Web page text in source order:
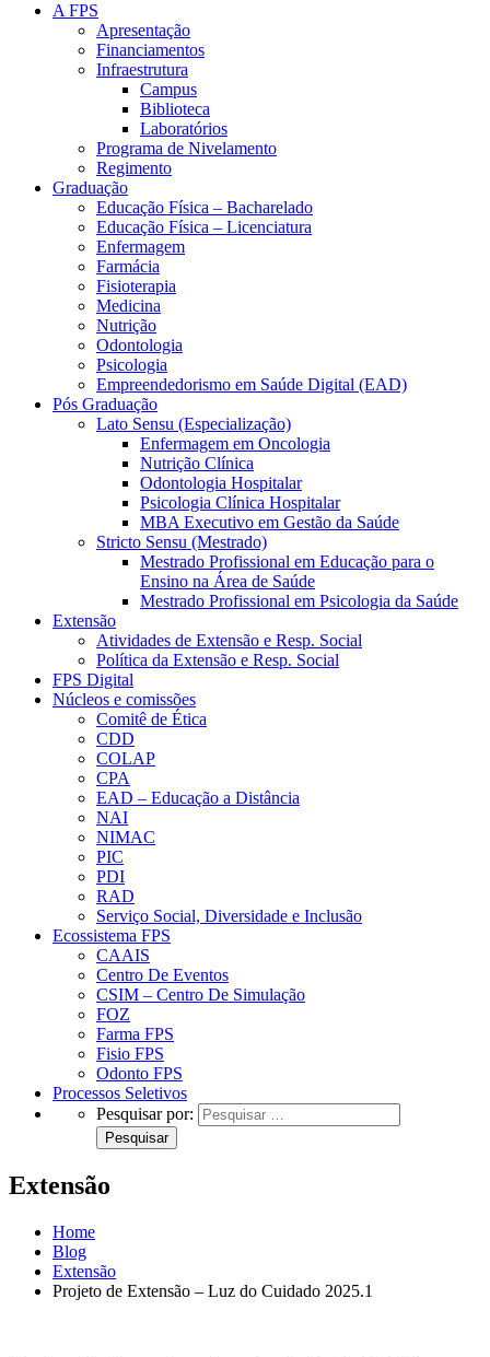
A FPS
Apresentação
Financiamentos
Infraestrutura
Campus
Biblioteca
Laboratórios
Programa de Nivelamento
Regimento
Graduação
Educação Física – Bacharelado
Educação Física – Licenciatura
Enfermagem
Farmácia
Fisioterapia
Medicina
Nutrição
Odontologia
Psicologia
Empreendedorismo em Saúde Digital (EAD)
Pós Graduação
Lato Sensu (Especialização)
Enfermagem em Oncologia
Nutrição Clínica
Odontologia Hospitalar
Psicologia Clínica Hospitalar
MBA Executivo em Gestão da Saúde
Stricto Sensu (Mestrado)
Mestrado Profissional em Educação para o
Ensino na Área de Saúde
Mestrado Profissional em Psicologia da Saúde
Extensão
Atividades de Extensão e Resp. Social
Política da Extensão e Resp. Social
FPS Digital
Núcleos e comissões
Comitê de Ética
CDD
COLAP
CPA
EAD – Educação a Distância
NAI
NIMAC
PIC
PDI
RAD
Serviço Social, Diversidade e Inclusão
Ecossistema FPS
CAAIS
Centro De Eventos
CSIM – Centro De Simulação
FOZ
Farma FPS
Fisio FPS
Odonto FPS
Processos Seletivos
Pesquisar por:
Extensão
Home
Blog
Extensão
Projeto de Extensão – Luz do Cuidado 2025.1